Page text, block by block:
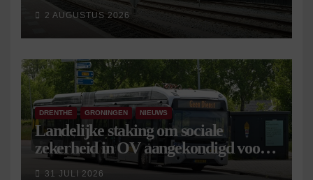
2 AUGUSTUS 2026
DRENTHE GRONINGEN NIEUWS
Landelijke staking om sociale
zekerheid in OV aangekondigd voor 9
september
31 JULI 2026